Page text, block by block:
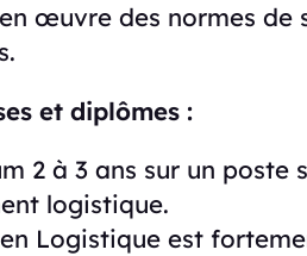
œuvre des normes de
et diplômes :
2 à 3 ans sur un poste
logistique.
Logistique est